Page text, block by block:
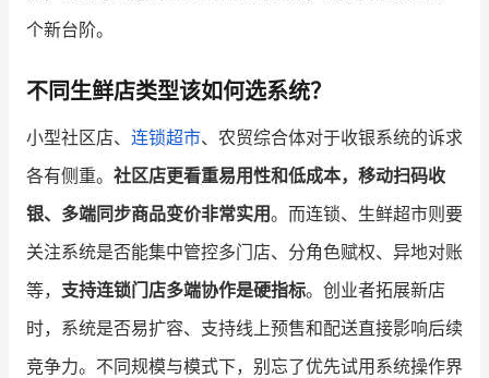
个新台阶。
不同生鲜店类型该如何选系统？
小型社区店、 连锁超市、农贸综合体对于收银系统的诉求
各有侧重。 社区店更看重易用性和低成本，移动扫码收
银、多端同步商品变价非常实用。而连锁、生鲜超市则要
关注系统是否能集中管控多门店、分角色赋权、异地对账
等， 支持连锁门店多端协作是硬指标。创业者拓展新店
时，系统是否易扩容、支持线上预售和配送直接影响后续
竞争力。不同规模与模式下，别忘了优先试用系统操作界